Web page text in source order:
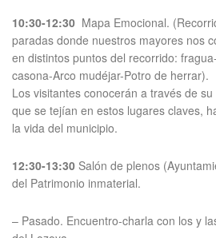
10:30-12:30 Mapa Emocional.
paradas donde nuestros mayores nos
en distintos puntos del recorrido:
casona-Arco mudéjar-Potro de herrar).
Los visitantes conocerán a través de
que se tejían en estos lugares claves,
la vida del municipio.
12:30-13:30 Salón de plenos
del Patrimonio inmaterial.
– Pasado. Encuentro-charla con los y